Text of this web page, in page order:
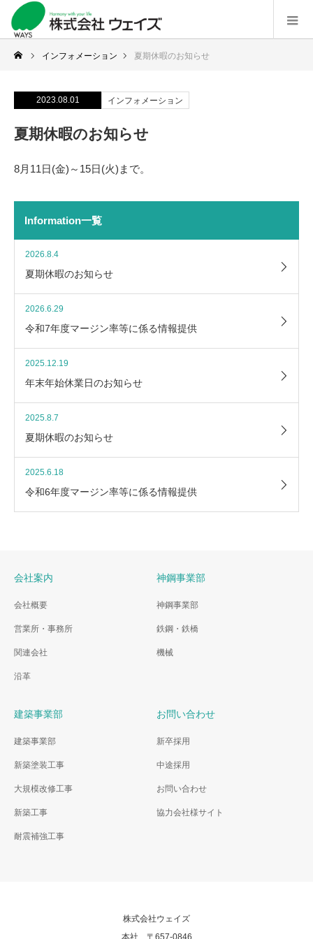
インフォメーション 夏期休暇のお知らせ
2023.08.01 インフォメーション
夏期休暇のお知らせ
8月11日(金)～15日(火)まで。
Information一覧
2026.8.4
夏期休暇のお知らせ
2026.6.29
令和7年度マージン率等に係る情報提供
2025.12.19
年末年始休業日のお知らせ
2025.8.7
夏期休暇のお知らせ
2025.6.18
令和6年度マージン率等に係る情報提供
会社案内
会社概要
営業所・事務所
関連会社
沿革
神鋼事業部
神鋼事業部
鉄鋼・鉄橋
機械
建築事業部
建築事業部
新築塗装工事
大規模改修工事
新築工事
耐震補強工事
お問い合わせ
新卒採用
中途採用
お問い合わせ
協力会社様サイト
株式会社ウェイズ
本社 〒657-0846